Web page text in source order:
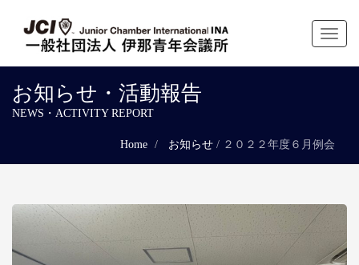
Toggle
お知らせ・活動報告
NEWS・ACTIVITY REPORT
Home お知らせ / ２０２２年度６月例会